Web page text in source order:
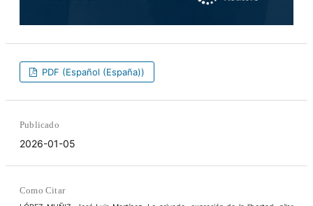
PDF (Español (España))
Publicado
2026-01-05
Como Citar